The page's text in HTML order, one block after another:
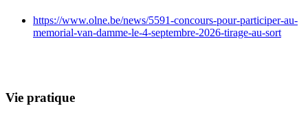
https://www.olne.be/news/5591-concours-pour-participer-au-
memorial-van-damme-le-4-septembre-2026-tirage-au-sort
Vie pratique